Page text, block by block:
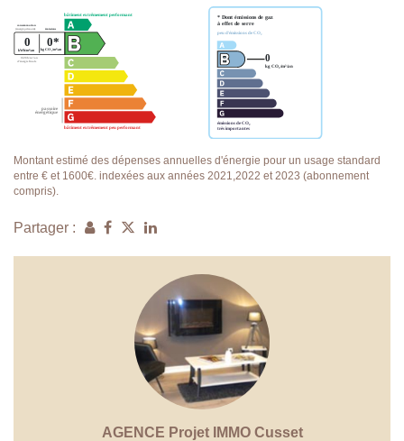
Montant estimé des dépenses annuelles d'énergie pour un usage standard
entre € et 1600€. indexées aux années 2021,2022 et 2023 (abonnement
compris).
Partager :
AGENCE Projet IMMO Cusset